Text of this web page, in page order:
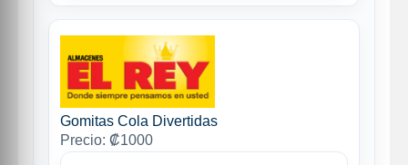
Gomitas Cola Divertidas
Precio: ₡1000